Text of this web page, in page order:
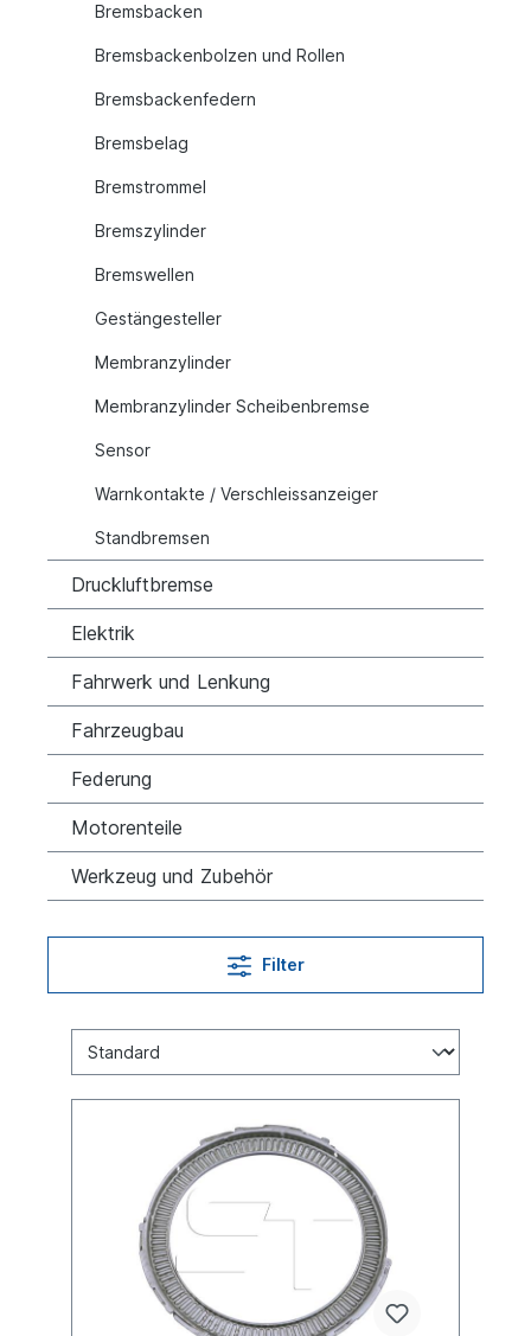
Bremsbacken
Bremsbackenbolzen und Rollen
Bremsbackenfedern
Bremsbelag
Bremstrommel
Bremszylinder
Bremswellen
Gestängesteller
Membranzylinder
Membranzylinder Scheibenbremse
Sensor
Warnkontakte / Verschleissanzeiger
Standbremsen
Druckluftbremse
Elektrik
Fahrwerk und Lenkung
Fahrzeugbau
Federung
Motorenteile
Werkzeug und Zubehör
Filter